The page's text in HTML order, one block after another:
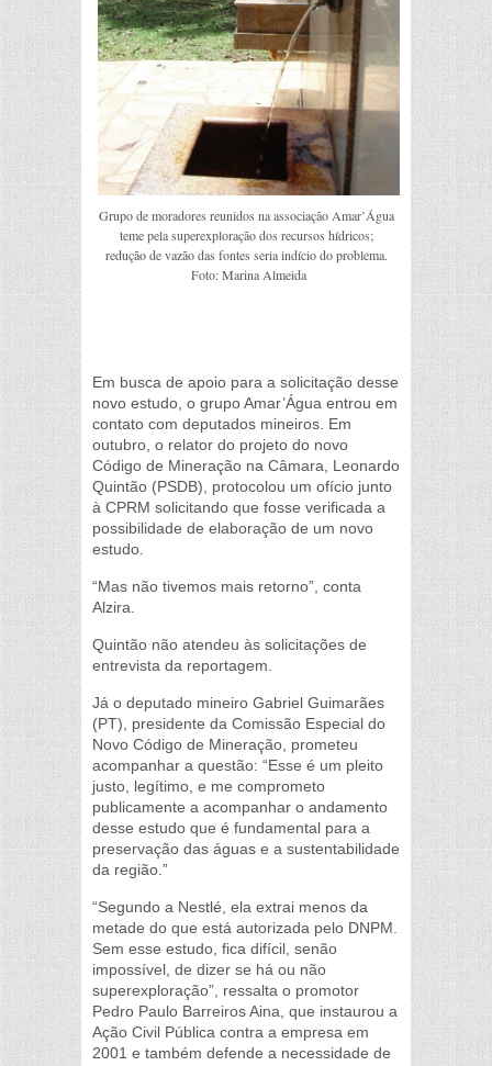
Grupo de moradores reunidos na associação Amar’Água
teme pela superexploração dos recursos hídricos;
redução de vazão das fontes seria indício do problema.
Foto: Marina Almeida
Em busca de apoio para a solicitação desse
novo estudo, o grupo Amar’Água entrou em
contato com deputados mineiros. Em
outubro, o relator do projeto do novo
Código de Mineração na Câmara, Leonardo
Quintão (PSDB), protocolou um ofício junto
à CPRM solicitando que fosse verificada a
possibilidade de elaboração de um novo
estudo.
“Mas não tivemos mais retorno”, conta
Alzira.
Quintão não atendeu às solicitações de
entrevista da reportagem.
Já o deputado mineiro Gabriel Guimarães
(PT), presidente da Comissão Especial do
Novo Código de Mineração, prometeu
acompanhar a questão: “Esse é um pleito
justo, legítimo, e me comprometo
publicamente a acompanhar o andamento
desse estudo que é fundamental para a
preservação das águas e a sustentabilidade
da região.”
“Segundo a Nestlé, ela extrai menos da
metade do que está autorizada pelo DNPM.
Sem esse estudo, fica difícil, senão
impossível, de dizer se há ou não
superexploração”, ressalta o promotor
Pedro Paulo Barreiros Aina, que instaurou a
Ação Civil Pública contra a empresa em
2001 e também defende a necessidade de